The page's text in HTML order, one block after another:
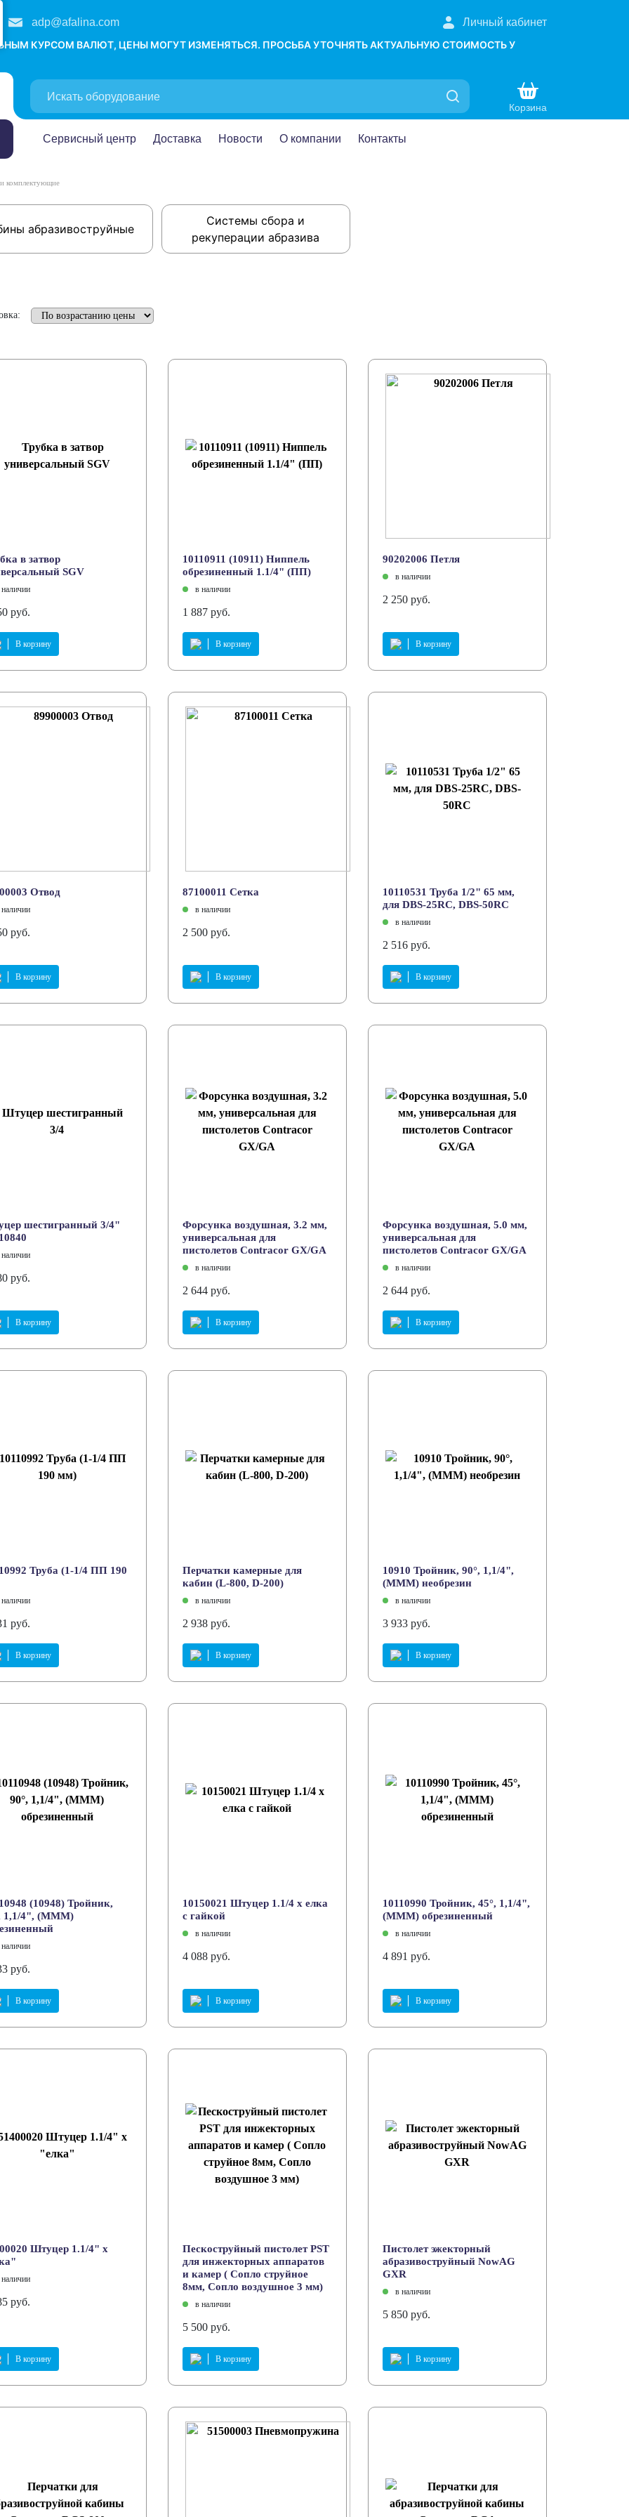
adp@afalina.com
Личный кабинет
КУРСОМ ВАЛЮТ, ЦЕНЫ МОГУТ ИЗМЕНЯТЬСЯ. ПРОСЬБА УТОЧНЯТЬ АКТУАЛЬНУЮ СТОИМОСТЬ У
Корзина
Сервисный центр Доставка Новости О компании Контакты
комплектующие
абразивоструйные
Системы сбора и
рекуперации абразива
в затвор
SGV
руб.
В корзину
10110911 (10911) Ниппель
обрезиненный 1.1/4" (ПП)
в наличии
1 887 руб.
В корзину
90202006 Петля
в наличии
2 250 руб.
В корзину
Отвод
руб.
В корзину
87100011 Сетка
в наличии
2 500 руб.
В корзину
10110531 Труба 1/2" 65 мм,
для DBS-25RC, DBS-50RC
в наличии
2 516 руб.
В корзину
шестигранный 3/4"
руб.
В корзину
Форсунка воздушная, 3.2 мм,
универсальная для
пистолетов Contracor GX/GA
в наличии
2 644 руб.
В корзину
Форсунка воздушная, 5.0 мм,
универсальная для
пистолетов Contracor GX/GA
в наличии
2 644 руб.
В корзину
Труба (1-1/4 ПП 190
руб.
В корзину
Перчатки камерные для
кабин (L-800, D-200)
в наличии
2 938 руб.
В корзину
10910 Тройник, 90°, 1,1/4",
(MMM) необрезин
в наличии
3 933 руб.
В корзину
(10948) Тройник,
1,1/4", (MMM)
руб.
В корзину
10150021 Штуцер 1.1/4 х елка
с гайкой
в наличии
4 088 руб.
В корзину
10110990 Тройник, 45°, 1,1/4",
(МММ) обрезиненный
в наличии
4 891 руб.
В корзину
Штуцер 1.1/4" х
руб.
В корзину
Пескоструйный пистолет PST
для инжекторных аппаратов
и камер ( Сопло струйное
8мм, Сопло воздушное 3 мм)
в наличии
5 500 руб.
В корзину
Пистолет эжекторный
абразивоструйный NowAG
GXR
в наличии
5 850 руб.
В корзину